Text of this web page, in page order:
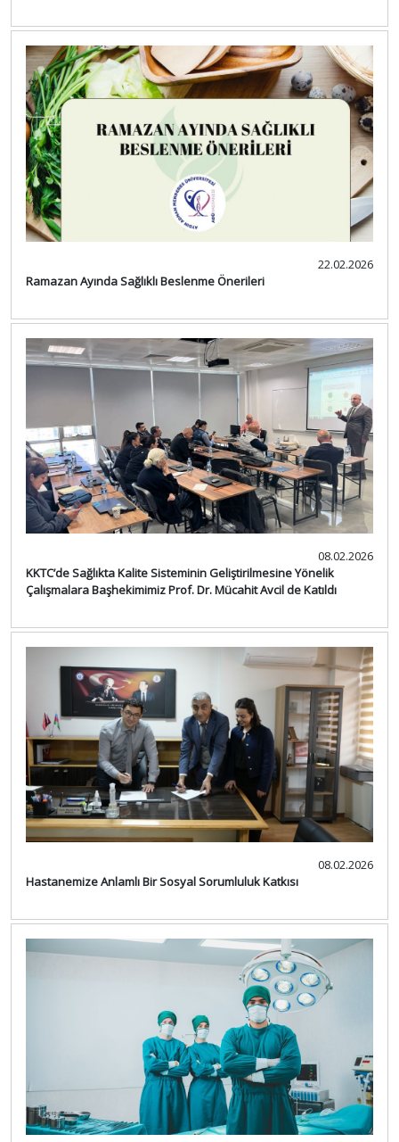
22.02.2026
Ramazan Ayında Sağlıklı Beslenme Önerileri
08.02.2026
KKTC’de Sağlıkta Kalite Sisteminin Geliştirilmesine Yönelik
Çalışmalara Başhekimimiz Prof. Dr. Mücahit Avcil de Katıldı
08.02.2026
Hastanemize Anlamlı Bir Sosyal Sorumluluk Katkısı